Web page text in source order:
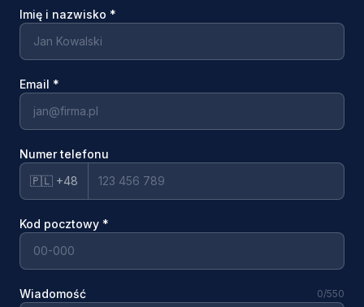
Imię i nazwisko *
Email *
Numer telefonu
🇵🇱 +48
Kod pocztowy *
Wiadomość 0/550